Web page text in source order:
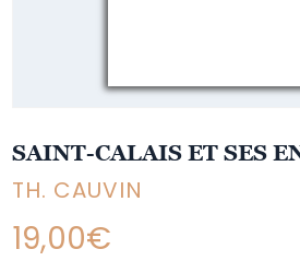
SAINT-CALAIS ET SES
TH. CAUVIN
19,00€